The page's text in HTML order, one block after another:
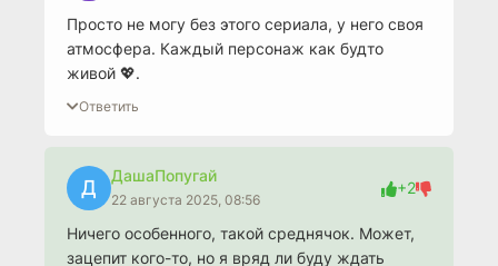
Просто не могу без этого сериала, у него своя
атмосфера. Каждый персонаж как будто
живой 💖.
Ответить
Д
ДашаПопугай
22 августа 2025, 08:56
+2
Ничего особенного, такой среднячок. Может,
зацепит кого-то, но я вряд ли буду ждать